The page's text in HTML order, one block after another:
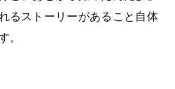
ストーリーがあること自体
。